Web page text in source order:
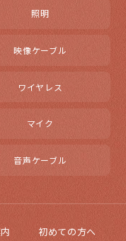
照明
映像ケーブル
ワイヤレス
マイク
音声ケーブル
初めての方へ